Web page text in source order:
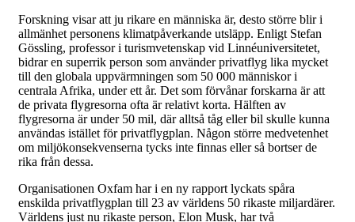
Forskning visar att ju rikare en människa är, desto större blir i
allmänhet personens klimatpåverkande utsläpp. Enligt Stefan
Gössling, professor i turismvetenskap vid Linnéuniversitetet,
bidrar en superrik person som använder privatflyg lika mycket
till den globala uppvärmningen som 50 000 människor i
centrala Afrika, under ett år. Det som förvånar forskarna är att
de privata flygresorna ofta är relativt korta. Hälften av
flygresorna är under 50 mil, där alltså tåg eller bil skulle kunna
användas istället för privatflygplan. Någon större medvetenhet
om miljökonsekvenserna tycks inte finnas eller så bortser de
rika från dessa.
Organisationen Oxfam har i en ny rapport lyckats spåra
enskilda privatflygplan till 23 av världens 50 rikaste miljardärer.
Världens just nu rikaste person, Elon Musk, har två